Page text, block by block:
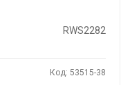
RWS2282
Код: 53515-38